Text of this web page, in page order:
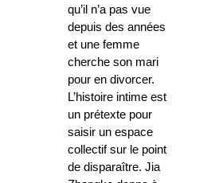
qu’il n’a pas vue
depuis des années
et une femme
cherche son mari
pour en divorcer.
L’histoire intime est
un prétexte pour
saisir un espace
collectif sur le point
de disparaître. Jia